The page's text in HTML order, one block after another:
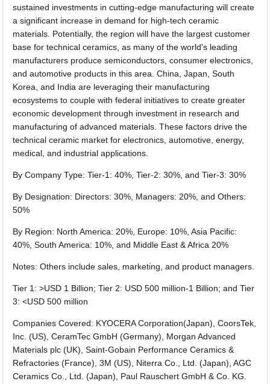
sustained investments in cutting-edge manufacturing will create
a significant increase in demand for high-tech ceramic
materials. Potentially, the region will have the largest customer
base for technical ceramics, as many of the world's leading
manufacturers produce semiconductors, consumer electronics,
and automotive products in this area. China, Japan, South
Korea, and India are leveraging their manufacturing
ecosystems to couple with federal initiatives to create greater
economic development through investment in research and
manufacturing of advanced materials. These factors drive the
technical ceramic market for electronics, automotive, energy,
medical, and industrial applications.
By Company Type: Tier-1: 40%, Tier-2: 30%, and Tier-3: 30%
By Designation: Directors: 30%, Managers: 20%, and Others:
50%
By Region: North America: 20%, Europe: 10%, Asia Pacific:
40%, South America: 10%, and Middle East & Africa 20%
Notes: Others include sales, marketing, and product managers.
Tier 1: >USD 1 Billion; Tier 2: USD 500 million-1 Billion; and Tier
3: <USD 500 million
Companies Covered: KYOCERA Corporation(Japan), CoorsTek,
Inc. (US), CeramTec GmbH (Germany), Morgan Advanced
Materials plc (UK), Saint-Gobain Performance Ceramics &
Refractories (France), 3M (US), Niterra Co., Ltd. (Japan), AGC
Ceramics Co., Ltd. (Japan), Paul Rauschert GmbH & Co. KG.